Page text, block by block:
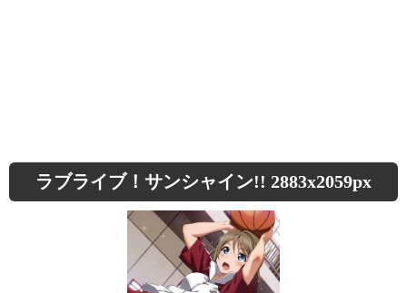
ラブライブ！サンシャイン!! 2883x2059px